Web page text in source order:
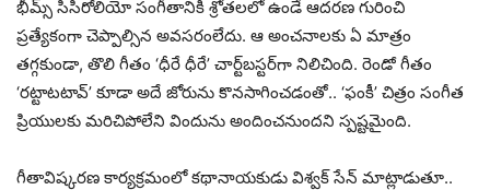
భీమ్స్ సిసిరోలియో సంగీతానికి శ్రోతలలో ఉండే ఆదరణ గురించి
ప్రత్యేకంగా చెప్పాల్సిన అవసరంలేదు. ఆ అంచనాలకు ఏ మాత్రం
తగ్గకుండా, తొలి గీతం ‘ధీరే ధీరే’ చార్ట్‌బస్టర్‌గా నిలిచింది. రెండో గీతం
‘రట్టాటటావ్’ కూడా అదే జోరును కొనసాగించడంతో.. ‘ఫంకీ’ చిత్రం సంగీత
ప్రియులకు మరిచిపోలేని విందును అందించనుందని స్పష్టమైంది.
గీతావిష్కరణ కార్యక్రమంలో కథానాయకుడు విశ్వక్ సేన్ మాట్లాడుతూ..